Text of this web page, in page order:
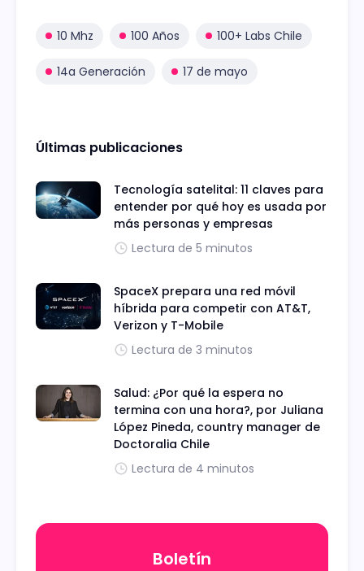
10 Mhz 100 Años 100+ Labs Chile
14a Generación 17 de mayo
Últimas publicaciones
Tecnología satelital: 11 claves para
entender por qué hoy es usada por
más personas y empresas
Lectura de 5 minutos
SpaceX prepara una red móvil
híbrida para competir con AT&T,
Verizon y T-Mobile
Lectura de 3 minutos
Salud: ¿Por qué la espera no
termina con una hora?, por Juliana
López Pineda, country manager de
Doctoralia Chile
Lectura de 4 minutos
Boletín